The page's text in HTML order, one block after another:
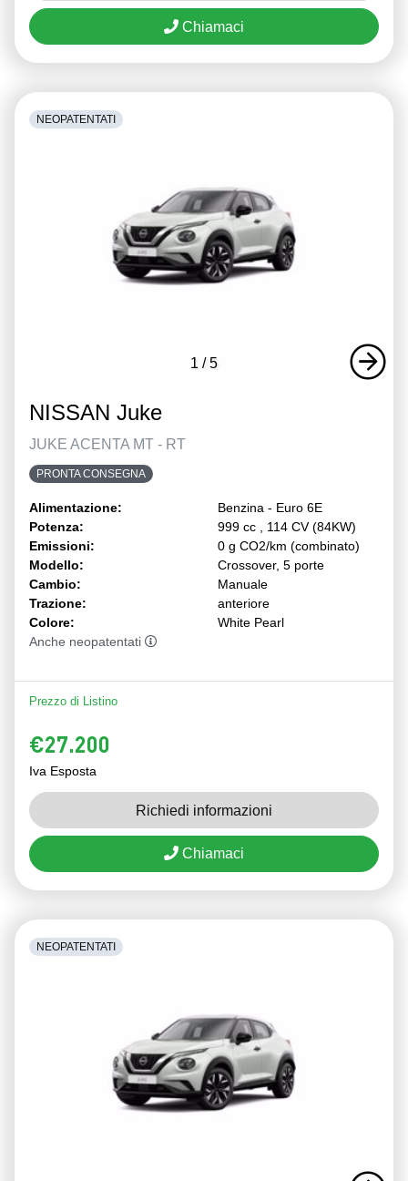
Chiamaci
1 /5
NEOPATENTATI
NISSAN Juke
JUKE ACENTA MT - RT
PRONTA CONSEGNA
Alimentazione:
Benzina - Euro 6E
Potenza:
999 cc , 114 CV (84KW)
Emissioni:
0 g CO2/km (combinato)
Modello:
Crossover, 5 porte
Cambio:
Manuale
Trazione:
anteriore
Colore:
White Pearl
Anche neopatentati
Prezzo di Listino
€27.200
Iva Esposta
Richiedi informazioni
Chiamaci
NEOPATENTATI